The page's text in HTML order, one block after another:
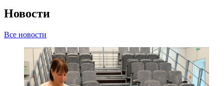
Новости
Все новости